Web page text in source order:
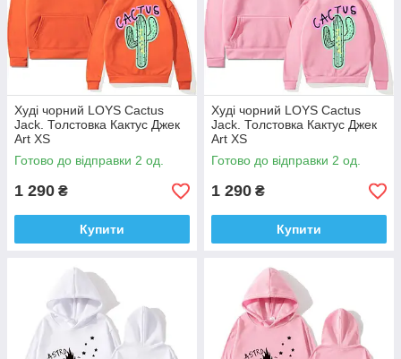
Худі чорний LOYS Cactus
Jack. Толстовка Кактус Джек
Art XS
Готово до відправки 2 од.
1 290 ₴
Купити
Худі чорний LOYS Cactus
Jack. Толстовка Кактус Джек
Art XS
Готово до відправки 2 од.
1 290 ₴
Купити